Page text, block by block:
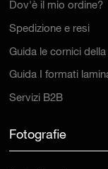
Dov'è il mio ordine?
Spedizione e resi
Guida le cornici della
Guida I formati
Servizi B2B
Fotografie